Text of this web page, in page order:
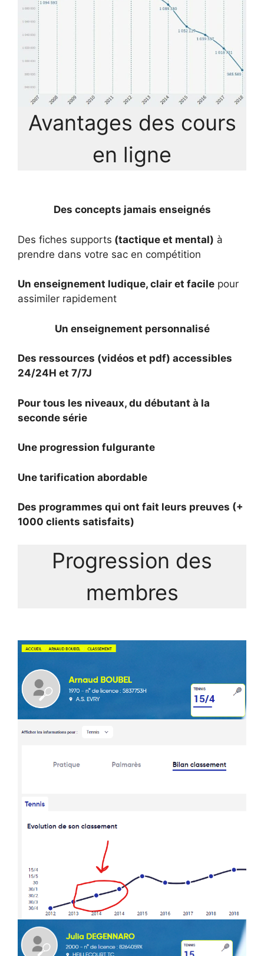
Avantages des cours
en ligne
Des concepts jamais enseignés
Des fiches supports (tactique et mental) à
prendre dans votre sac en compétition
Un enseignement ludique, clair et facile pour
assimiler rapidement
Un enseignement personnalisé
Des ressources (vidéos et pdf) accessibles
24/24H et 7/7J
Pour tous les niveaux, du débutant à la
seconde série
Une progression fulgurante
Une tarification abordable
Des programmes qui ont fait leurs preuves (+
1000 clients satisfaits)
Progression des
membres